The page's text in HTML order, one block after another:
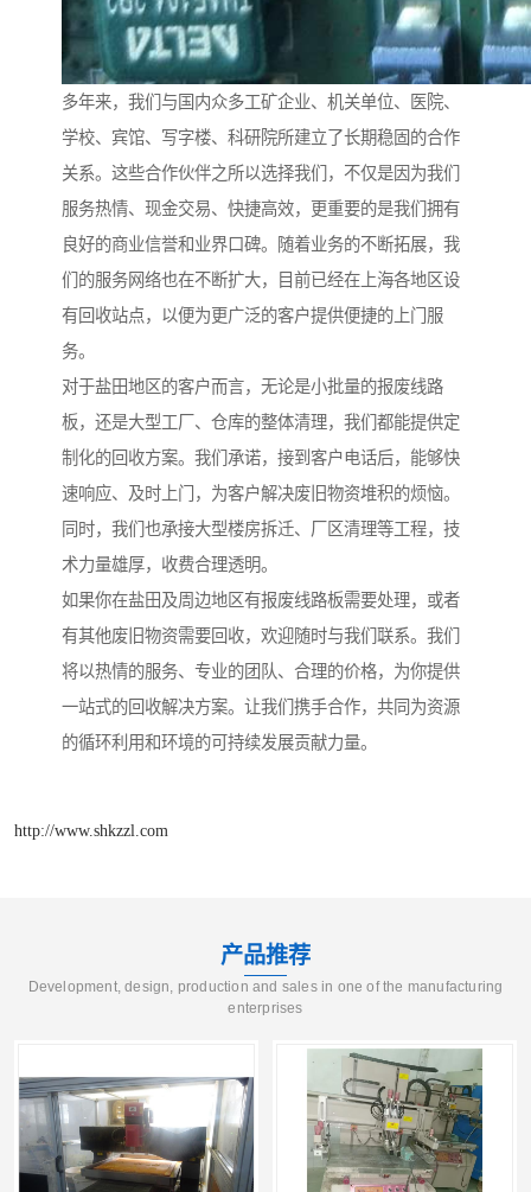
多年来，我们与国内众多工矿企业、机关单位、医院、
学校、宾馆、写字楼、科研院所建立了长期稳固的合作
关系。这些合作伙伴之所以选择我们，不仅是因为我们
服务热情、现金交易、快捷高效，更重要的是我们拥有
良好的商业信誉和业界口碑。随着业务的不断拓展，我
们的服务网络也在不断扩大，目前已经在上海各地区设
有回收站点，以便为更广泛的客户提供便捷的上门服
务。
对于盐田地区的客户而言，无论是小批量的报废线路
板，还是大型工厂、仓库的整体清理，我们都能提供定
制化的回收方案。我们承诺，接到客户电话后，能够快
速响应、及时上门，为客户解决废旧物资堆积的烦恼。
同时，我们也承接大型楼房拆迁、厂区清理等工程，技
术力量雄厚，收费合理透明。
如果你在盐田及周边地区有报废线路板需要处理，或者
有其他废旧物资需要回收，欢迎随时与我们联系。我们
将以热情的服务、专业的团队、合理的价格，为你提供
一站式的回收解决方案。让我们携手合作，共同为资源
的循环利用和环境的可持续发展贡献力量。
http://www.shkzzl.com
产品推荐
Development, design, production and sales in one of the manufacturing
enterprises